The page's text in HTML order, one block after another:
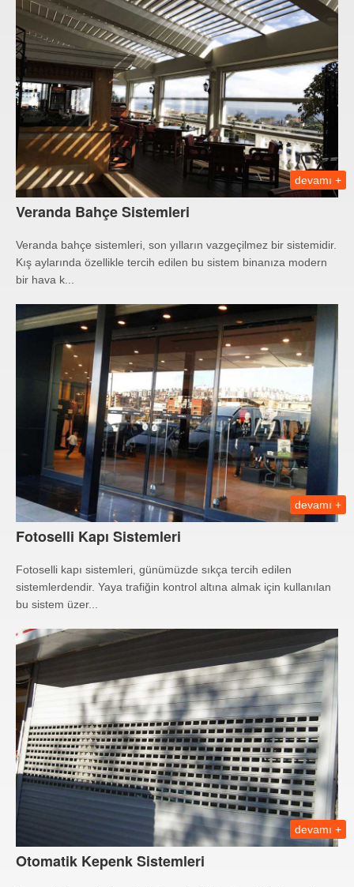
devamı +
Veranda Bahçe Sistemleri
Veranda bahçe sistemleri, son yılların vazgeçilmez bir sistemidir.
Kış aylarında özellikle tercih edilen bu sistem binanıza modern
bir hava k...
devamı +
Fotoselli Kapı Sistemleri
Fotoselli kapı sistemleri, günümüzde sıkça tercih edilen
sistemlerdendir. Yaya trafiğin kontrol altına almak için kullanılan
bu sistem üzer...
devamı +
Otomatik Kepenk Sistemleri